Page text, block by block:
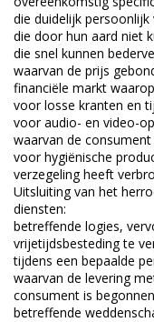
die duidelijk persoonlijk
die door hun aard niet
die snel kunnen
waarvan de prijs
financiële markt
voor losse kranten en
voor audio- en video-
waarvan de
voor hygiënische
verzegeling heeft
Uitsluiting van het
diensten:
betreffende logies,
vrijetijdsbesteding te
tijdens een bepaalde
waarvan de levering
consument is
betreffende